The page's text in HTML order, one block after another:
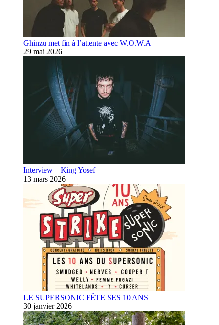
Ghinzu met fin à l’attente avec W.O.W.A
29 mai 2026
Interview – King Yosef
13 mars 2026
LE SUPERSONIC FÊTE SES 10 ANS
30 janvier 2026